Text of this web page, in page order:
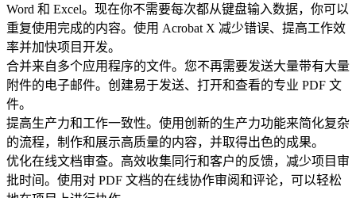
Word 和 Excel。现在你不需要每次都从键盘输入数据，你可以
重复使用完成的内容。使用 Acrobat X 减少错误、提高工作效
率并加快项目开发。
合并来自多个应用程序的文件。您不再需要发送大量带有大量
附件的电子邮件。创建易于发送、打开和查看的专业 PDF 文
件。
提高生产力和工作一致性。使用创新的生产力功能来简化复杂
的流程，制作和展示高质量的内容，并取得出色的成果。
优化在线文档审查。高效收集同行和客户的反馈，减少项目审
批时间。使用对 PDF 文档的在线协作审阅和评论，可以轻松